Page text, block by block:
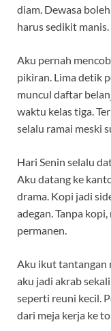
diam. Dewasa
harus sedikit manis.
Aku pernah
pikiran. Lima detik
muncul daftar
waktu kelas tiga.
selalu ramai meski
Hari Senin selalu
Aku datang ke
drama. Kopi jadi
adegan. Tanpa
permanen.
Aku ikut tantangan
aku jadi akrab
seperti reuni kecil.
dari meja kerja ke